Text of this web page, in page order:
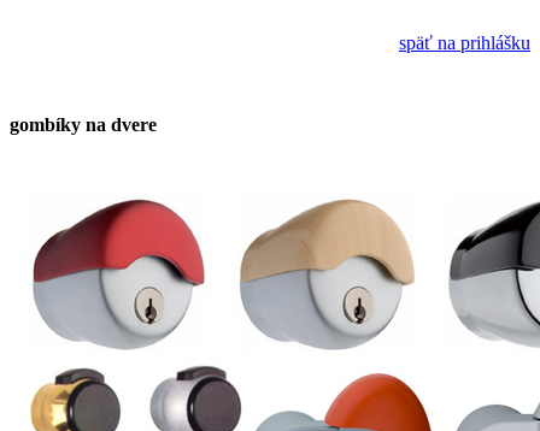
späť na prihlášku
gombíky na dvere